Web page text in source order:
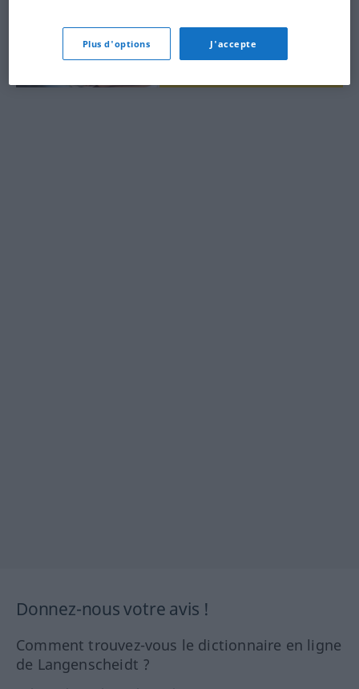
Donnez-nous votre avis !
Comment trouvez-vous le dictionnaire en ligne
de Langenscheidt ?
Plus d'options J'accepte